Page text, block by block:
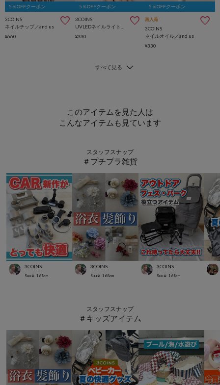
5％OFFクーポン
3COINS
ネイルチップ／and us
¥660
5％OFFクーポン
3COINS
¥330
5％OFFクーポン
再入荷
3COINS
ネイルオイル／and us
¥330
このアイテムを見た人は
こんなアイテムも見ています
スタッフスナップ
＃プチプラ雑貨
3COINS
Suu☺︎ 168cm
3COINS
Suu☺︎ 168cm
3COINS
Suu☺︎ 168cm
スタッフスナップ
＃キッズアイテム